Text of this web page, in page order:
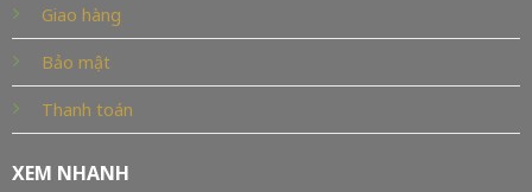
Giao hàng
Bảo mật
Thanh toán
XEM NHANH